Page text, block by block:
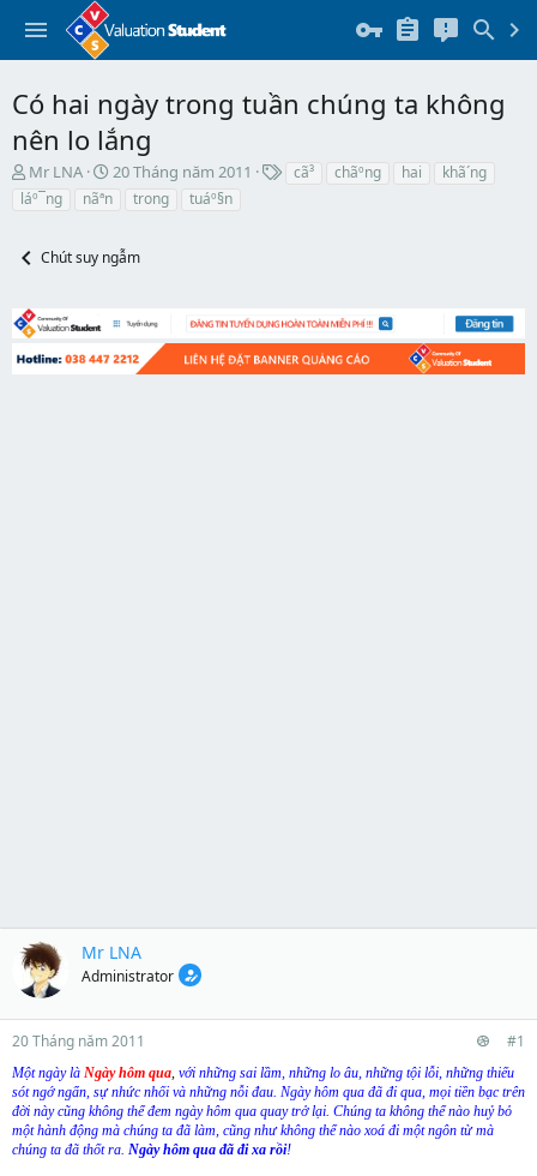
Có hai ngày trong tuần chúng ta không
nên lo lắng
T
h
a
t
a
r
Mr LNA
N
g
b
đ
u
20 Tháng năm 2011 cã³ chãºng hai
khã´ng
láº¯ng
nãªn trong tuáº§n
Chút suy ngẫm
Mr LNA
Administrator
20 Tháng năm 2011 #1
Một ngày là Ngày hôm qua, với những sai lầm, những lo âu, những tội lỗi, những thiếu
sót ngớ ngẩn, sự nhức nhối và những nỗi đau. Ngày hôm qua đã đi qua, mọi tiền bạc trên
đời này cũng không thể đem ngày hôm qua quay trở lại. Chúng ta không thể nào huỷ bỏ
một hành động mà chúng ta đã làm, cũng như không thể nào xoá đi một ngôn từ mà
chúng ta đã thốt ra. Ngày hôm qua đã đi xa rồi!